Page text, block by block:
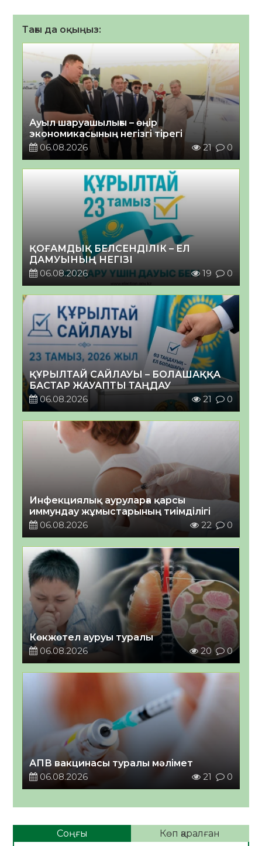
Тағы да оқыңыз:
Ауыл шаруашылығы – өңір
экономикасының негізгі тірегі
06.08.2026
21 0
ҚОҒАМДЫҚ БЕЛСЕНДІЛІК – ЕЛ
ДАМУЫНЫҢ НЕГІЗІ
06.08.2026
19 0
ҚҰРЫЛТАЙ САЙЛАУЫ – БОЛАШАҚҚА
БАСТАР ЖАУАПТЫ ТАҢДАУ
06.08.2026
21 0
Инфекциялық ауруларға қарсы
иммундау жұмыстарының тиімділігі
06.08.2026
22 0
Көкжөтел ауруы туралы
06.08.2026
20 0
АПВ вакцинасы туралы мәлімет
06.08.2026
21 0
Соңғы Көп қаралған